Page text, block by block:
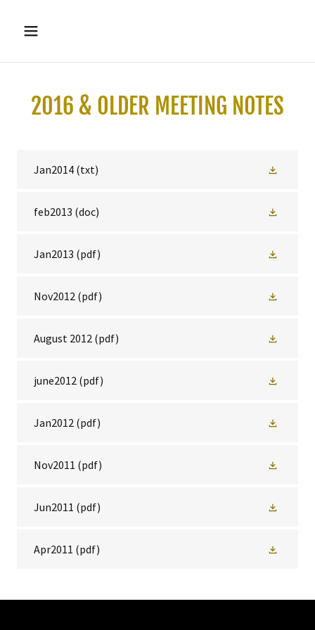
2016 & OLDER MEETING NOTES
Jan2014 (txt)
feb2013 (doc)
Jan2013 (pdf)
Nov2012 (pdf)
August 2012 (pdf)
june2012 (pdf)
Jan2012 (pdf)
Nov2011 (pdf)
Jun2011 (pdf)
Apr2011 (pdf)